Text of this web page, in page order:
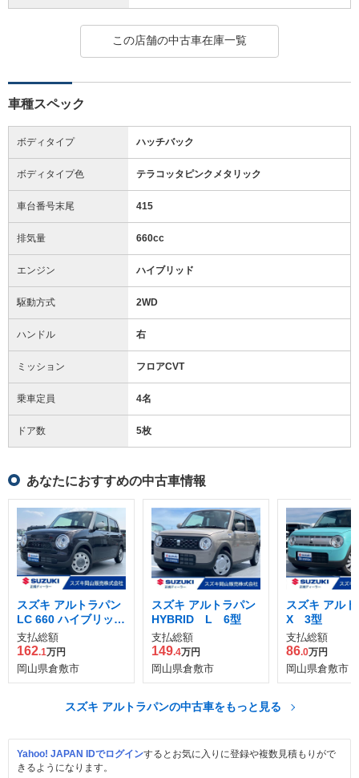
この店舗の中古車在庫一覧
車種スペック
ボディタイプ ハッチバック
ボディタイプ色 テラコッタピンクメタリック
車台番号末尾 415
排気量 660cc
エンジン ハイブリッド
駆動方式 2WD
ハンドル 右
ミッション フロアCVT
乗車定員 4名
ドア数 5枚
あなたにおすすめの中古車情報
スズキ アルトラパン
LC 660 ハイブリッド
X
支払総額
162.1万円
岡山県倉敷市
スズキ アルトラパン
HYBRID L 6型
支払総額
149.4万円
岡山県倉敷市
スズキ アル
X 3型
支払総額
86.0万円
岡山県倉敷市
スズキ アルトラパンの中古車をもっと見る
Yahoo! JAPAN IDでログインするとお気に入りに登録や複数見積もりがで
きるようになります。